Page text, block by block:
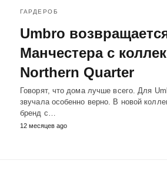
ГАРДЕРОБ
Umbro
Манчестера с
Northern Quarter
Говорят, что дома лучше всего. Для
звучала особенно верно. В новой
бренд с…
12 месяцев ago